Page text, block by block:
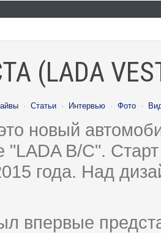
(LADA
· Статьи · Интервью · Фото ·
новый
B/C".
года. Над
впервые